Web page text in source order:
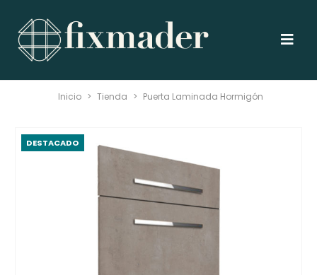
Inicio > Tienda > Puerta Laminada Hormigón
DESTACADO